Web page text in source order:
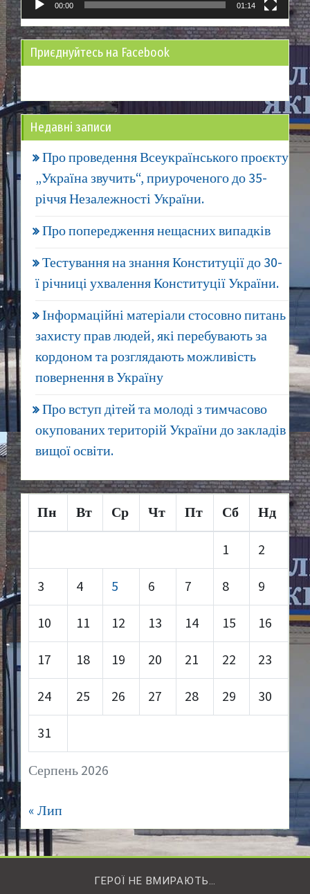
00:00 01:14
Приєднуйтесь на Facebook
Недавні записи
Про проведення Всеукраїнського проєкту
„Україна звучить“, приуроченого до 35-
річчя Незалежності України.
Про попередження нещасних випадків
Тестування на знання Конституції до 30-
ї річниці ухвалення Конституції України.
Інформаційні матеріали стосовно питань
захисту прав людей, які перебувають за
кордоном та розглядають можливість
повернення в Україну
Про вступ дітей та молоді з тимчасово
окупованих територій України до закладів
вищої освіти.
Серпень 2026
Пн Вт Ср Чт Пт Сб Нд
1 2
3 4 5 6 7 8 9
10 11 12 13 14 15 16
17 18 19 20 21 22 23
24 25 26 27 28 29 30
31
« Лип
ГЕРОЇ НЕ ВМИРАЮТЬ…